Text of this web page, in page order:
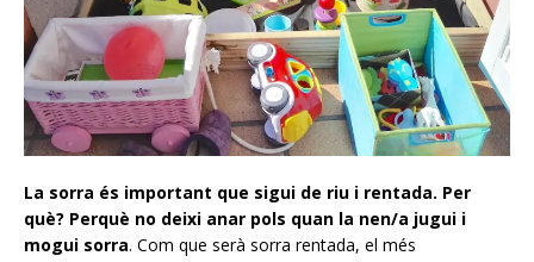
La sorra és important que sigui de riu i rentada. Per
què? Perquè no deixi anar pols quan la nen/a jugui i
mogui sorra. Com que serà sorra rentada, el més